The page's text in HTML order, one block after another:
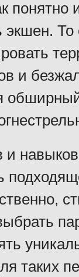
понятно
экшен. То
и
и
таких